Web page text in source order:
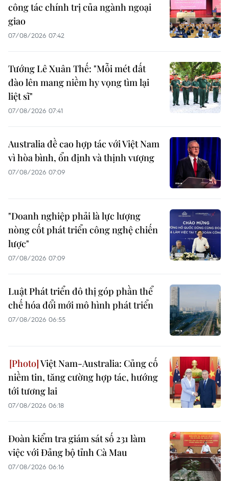
công tác chính trị của ngành ngoại
giao
07/08/2026 07:42
Tướng Lê Xuân Thế: "Mỗi mét đất
đào lên mang niềm hy vọng tìm lại
liệt sĩ"
07/08/2026 07:41
Australia đề cao hợp tác với Việt Nam
vì hòa bình, ổn định và thịnh vượng
07/08/2026 07:09
"Doanh nghiệp phải là lực lượng
nòng cốt phát triển công nghệ chiến
lược"
07/08/2026 07:09
Luật Phát triển đô thị góp phần thể
chế hóa đổi mới mô hình phát triển
07/08/2026 06:55
Việt Nam-Australia: Củng cố
niềm tin, tăng cường hợp tác, hướng
tới tương lai
07/08/2026 06:18
Đoàn kiểm tra giám sát số 231 làm
việc với Đảng bộ tỉnh Cà Mau
07/08/2026 06:16